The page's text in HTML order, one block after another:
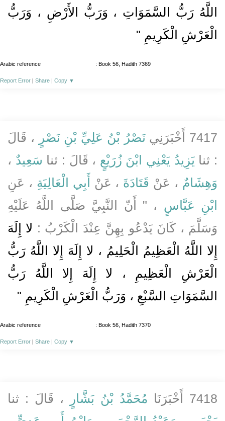
اللَّهُ رَبُّ السَّمَوَاتِ ، وَرَبُّ الأَرْضِ ، وَرَبُّ
الْعَرْشِ الْكَرِيمِ "
Arabic reference : Book 56, Hadith 7369
Report Error | Share | Copy ▼
7417 أَخْبَرَنِي نَصْرُ بْنُ عَلِيِّ بْنِ نَصْرٍ
، قَالَ
: ثنايَزِيدُ يَعْنِي ابْنَ زُرَيْعٍ ، قَالَ : ثنا سَعِيدٌ ،
وَهِشَامٌ ، عَنْ قَتَادَةَ ، عَنْ أَبِي الْعَالِيَةِ ، عَنِ
ابْنِ عَبَّاسٍ ، " أَنّ النَّبِيَّ صَلَّى اللَّهُ عَلَيْهِ
وَسَلَّمَ ، كَانَ يَدْعُو بِهِنَّ عِنْدَ الْكَرْبُ : لا إِلَهَ
إِلا اللَّهُ الْعَظِيمُ الْحَلِيمُ ، لا إِلَهَ إِلا اللَّهُ رَبُّ
الْعَرْشِ الْعَظِيمِ ، لا إِلَهَ إِلا اللَّهُ رَبُّ
السَّمَوَاتِ السَّبْعِ ، وَرَبُّ الْعَرْشِ الْكَرِيمِ "
Arabic reference : Book 56, Hadith 7370
Report Error | Share | Copy ▼
7418 أَخْبَرَنَا مُحَمَّدُ بْنُ بَشَّارٍ
، قَالَ : ثنا